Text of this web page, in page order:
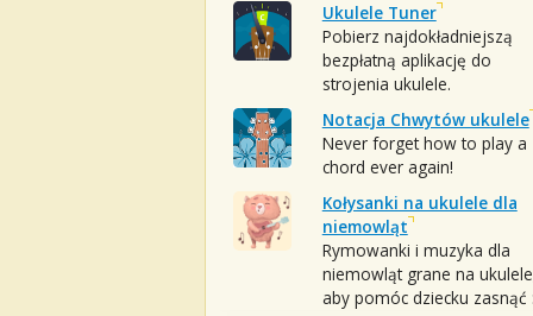
Ukulele Tuner
Pobierz najdokładniejszą
bezpłatną aplikację do
strojenia ukulele.
Notacja Chwytów ukulele
Never forget how to play a
chord ever again!
Kołysanki na ukulele dla
niemowląt
Rymowanki i muzyka dla
niemowląt grane na
aby pomóc dziecku zasnąć